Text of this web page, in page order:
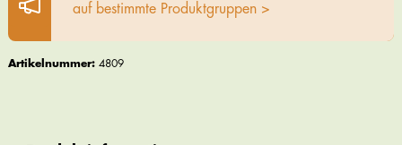
auf bestimmte Produktgruppen >
Artikelnummer: 4809